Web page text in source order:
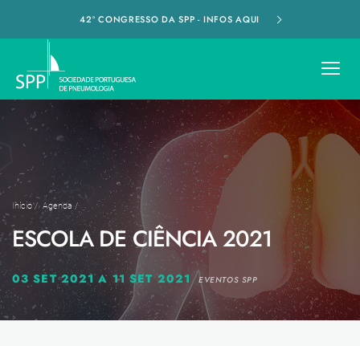
42º CONGRESSO DA SPP - INFOS AQUI
Início/ Agenda /
ESCOLA DE CIÊNCIA 2021
03 SET 2021 A 11 SET 2021 EVENTOS SPP